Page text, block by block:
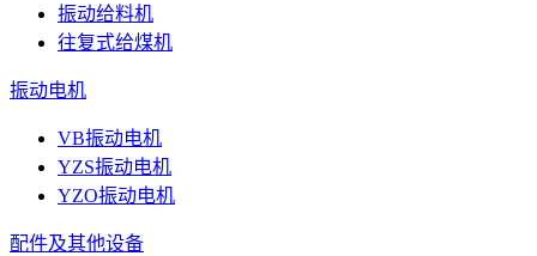
振动给料机
往复式给煤机
振动电机
VB振动电机
YZS振动电机
YZO振动电机
配件及其他设备